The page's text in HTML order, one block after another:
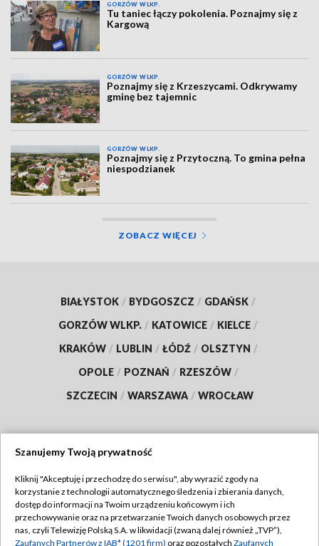
GORZÓW WLKP.
Tu taniec łączy pokolenia. Poznajmy się z
Kargową
GORZÓW WLKP.
Poznajmy się z Krzeszycami. Odkrywamy
gminę bez tajemnic
GORZÓW WLKP.
Poznajmy się z Przytoczną. To gmina pełna
niespodzianek
ZOBACZ WIĘCEJ
BIAŁYSTOK / BYDGOSZCZ / GDAŃSK /
GORZÓW WLKP. / KATOWICE / KIELCE /
KRAKÓW / LUBLIN / ŁÓDŹ / OLSZTYN /
OPOLE / POZNAŃ / RZESZÓW /
SZCZECIN / WARSZAWA / WROCŁAW
TVP
Abonament TVP
Emisja w TVP
Regulamin TVP
Szanujemy Twoją prywatność
Kliknij "Akceptuję i przechodzę do serwisu", aby wyrazić zgody na
korzystanie z technologii automatycznego śledzenia i zbierania danych,
dostęp do informacji na Twoim urządzeniu końcowym i ich
przechowywanie oraz na przetwarzanie Twoich danych osobowych przez
nas, czyli Telewizję Polską S.A. w likwidacji (zwaną dalej również „TVP”),
Zaufanych Partnerów z IAB* (1201 firm) oraz pozostałych Zaufanych